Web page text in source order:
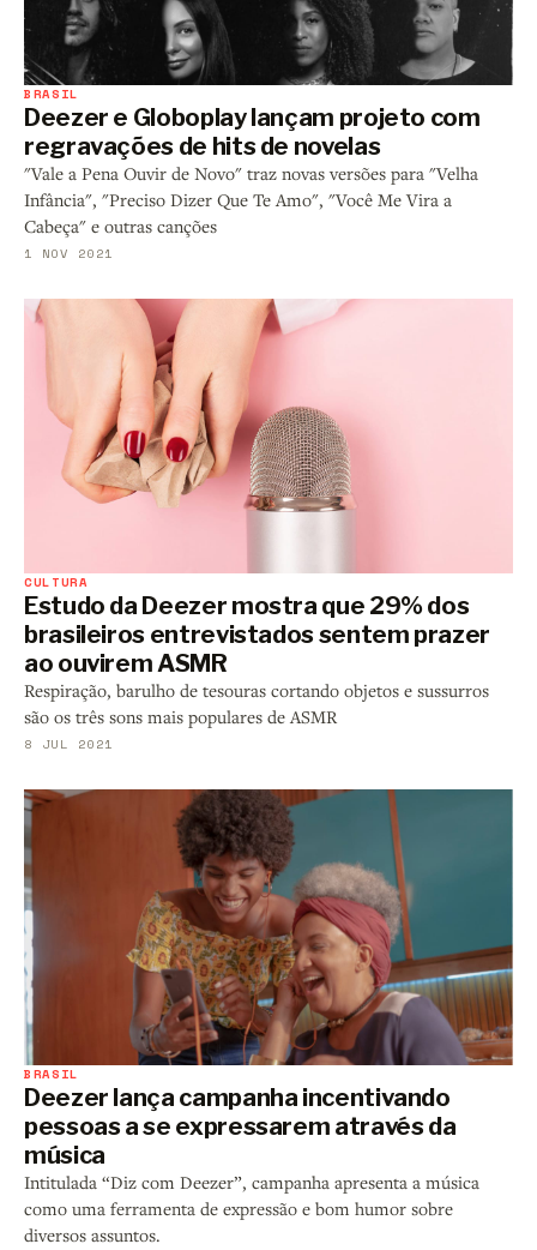
BRASIL
Deezer e Globoplay lançam projeto com
regravações de hits de novelas
"Vale a Pena Ouvir de Novo" traz novas versões para "Velha
Infância", "Preciso Dizer Que Te Amo", "Você Me Vira a
Cabeça" e outras canções
1 NOV 2021
CULTURA
Estudo da Deezer mostra que 29% dos
brasileiros entrevistados sentem prazer
ao ouvirem ASMR
Respiração, barulho de tesouras cortando objetos e sussurros
são os três sons mais populares de ASMR
8 JUL 2021
BRASIL
Deezer lança campanha incentivando
pessoas a se expressarem através da
música
Intitulada “Diz com Deezer”, campanha apresenta a música
como uma ferramenta de expressão e bom humor sobre
diversos assuntos.